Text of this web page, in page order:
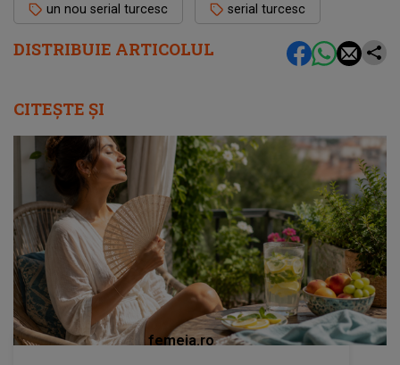
DISTRIBUIE ARTICOLUL
un nou serial turcesc serial turcesc
CITEȘTE ȘI
femeia.ro